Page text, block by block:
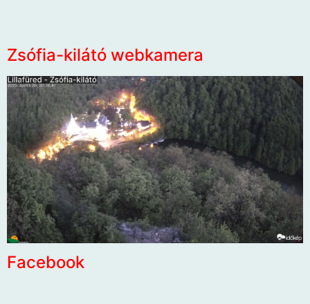
Zsófia-kilátó webkamera
Facebook